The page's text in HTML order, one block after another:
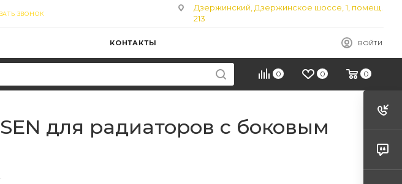
ЗВОНОК
Дзержинский, Дзержинское шоссе, 1, помещ.
213
ВОЙТИ
КОНТАКТЫ
0 0 0
для радиаторов с боковым